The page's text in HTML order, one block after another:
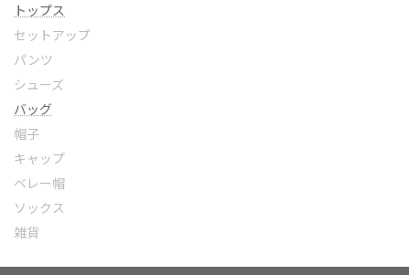
トップス
セットアップ
パンツ
シューズ
バッグ
帽子
キャップ
ベレー帽
ソックス
雑貨